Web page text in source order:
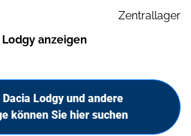
Zentrallager
anzeigen
Lodgy und andere
können Sie hier suchen